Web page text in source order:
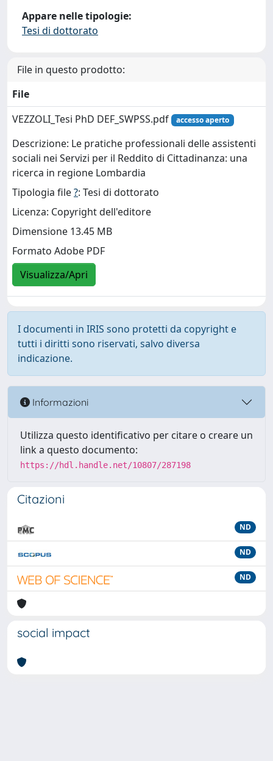
Appare nelle tipologie:
Tesi di dottorato
File in questo prodotto:
File
VEZZOLI_Tesi PhD DEF_SWPSS.pdf
accesso aperto
Descrizione: Le pratiche professionali delle assistenti
sociali nei Servizi per il Reddito di Cittadinanza: una
ricerca in regione Lombardia
Tipologia file?: Tesi di dottorato
Licenza: Copyright dell'editore
Dimensione 13.45 MB
Formato Adobe PDF
Visualizza/Apri
I documenti in IRIS sono protetti da copyright e
tutti i diritti sono riservati, salvo diversa
indicazione.
Informazioni
Utilizza questo identificativo per citare o creare un
link a questo documento:
https://hdl.handle.net/10807/287198
Citazioni
ND
ND
ND
social impact